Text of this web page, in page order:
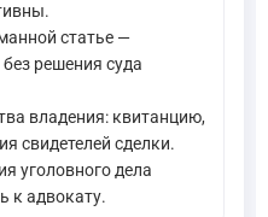
статье —
решения суда
владения: квитанцию,
свидетелей сделки.
уголовного дела
к адвокату.